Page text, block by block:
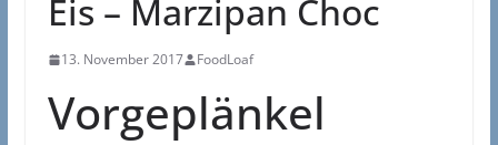
Eis – Marzipan Choc
13. November 2017 FoodLoaf
Vorgeplänkel